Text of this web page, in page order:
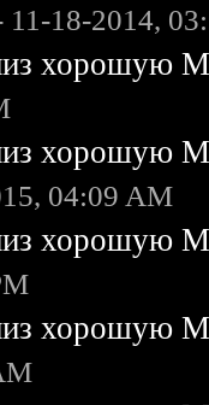
11-18-2014,
хорошую
хорошую
04:09 AM
хорошую
хорошую